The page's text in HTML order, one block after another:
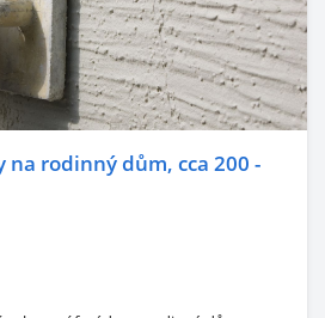
plech
na rodinný dům, cca 200 -